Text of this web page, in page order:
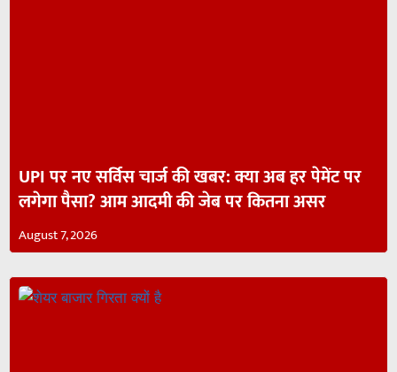
UPI पर नए सर्विस चार्ज की खबर: क्या अब हर पेमेंट पर
लगेगा पैसा? आम आदमी की जेब पर कितना असर
August 7, 2026